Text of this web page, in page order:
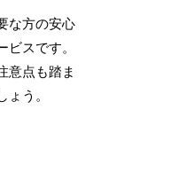
な方の安心
ビスです。
意点も踏ま
ょう。